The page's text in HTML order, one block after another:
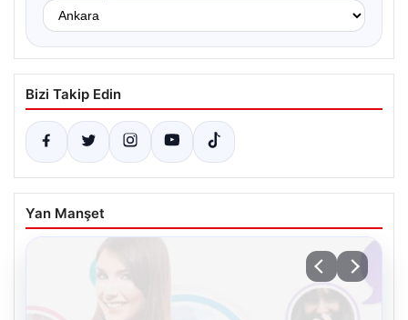
Bizi Takip Edin
Yan Manşet